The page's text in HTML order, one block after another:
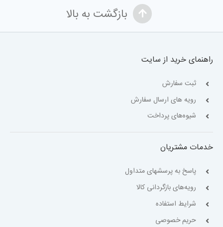
بازگشت به بالا
راهنمای خرید از سایت
ثبت سفارش
رویه های ارسال سفارش
شیوه‌های پرداخت
خدمات مشتریان
پاسخ به پرسشهای متداول
رویه‌های بازگردانی کالا
شرایط استفاده
حریم خصوصی